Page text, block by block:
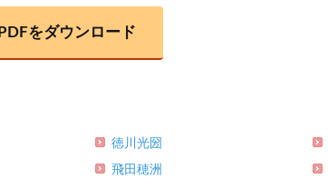
PDFをダウンロード
徳川光圀
飛田穂洲